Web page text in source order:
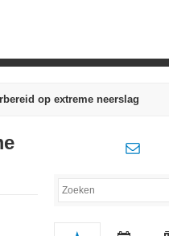
op extreme neerslag